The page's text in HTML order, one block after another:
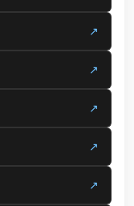
↗
↗
↗
↗
↗